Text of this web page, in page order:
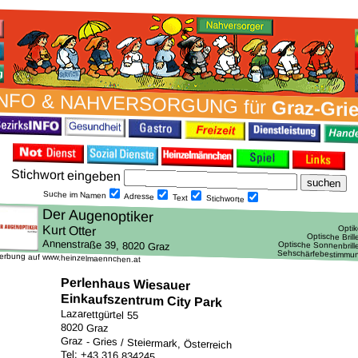
& NAH­VER­SORG­UNG fürGraz-
Stich­wort ein­geben
Suche im Namen Adresse Text Stich­worte
auf www.heinzelmaennchen.at
Perlenhaus Wiesauer
Einkaufszentrum City Park
Lazarettgürtel 55
8020 Graz
Graz - Gries / Steiermark, Österreich